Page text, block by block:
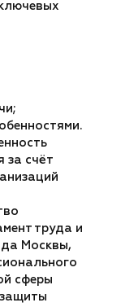
за счёт
труда и
Москвы,
сферы